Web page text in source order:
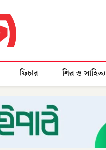
ফিচার শিল্প ও সাহিত্য